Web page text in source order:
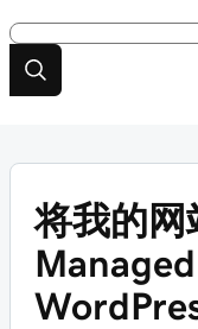
将我的网